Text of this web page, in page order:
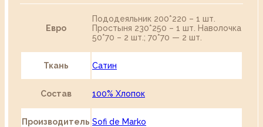
Евро
Пододеяльник 200*220 – 1 шт.
Простыня 230*250 – 1 шт. Наволочка
50*70 – 2 шт.; 70*70 — 2 шт.
Ткань Сатин
Состав 100% Хлопок
Производитель Sofi de Marko